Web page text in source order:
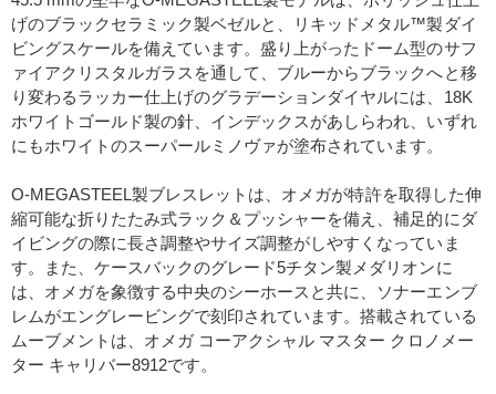
げのブラックセラミック製ベゼルと、リキッドメタル™製ダイ
ビングスケールを備えています。盛り上がったドーム型のサフ
ァイアクリスタルガラスを通して、ブルーからブラックへと移
り変わるラッカー仕上げのグラデーションダイヤルには、18K
ホワイトゴールド製の針、インデックスがあしらわれ、いずれ
にもホワイトのスーパールミノヴァが塗布されています。
O-MEGASTEEL製ブレスレットは、オメガが特許を取得した伸
縮可能な折りたたみ式ラック＆プッシャーを備え、補足的にダ
イビングの際に長さ調整やサイズ調整がしやすくなっていま
す。また、ケースバックのグレード5チタン製メダリオンに
は、オメガを象徴する中央のシーホースと共に、ソナーエンブ
レムがエングレービングで刻印されています。搭載されている
ムーブメントは、オメガ コーアクシャル マスター クロノメー
ター キャリバー8912です。